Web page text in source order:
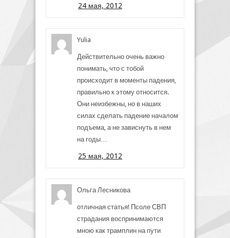
24 мая, 2012
Yulia
Действительно очень важно
понимать, что с тобой
происходит в моменты падения,
правильно к этому относится.
Они неизбежны, но в наших
силах сделать падение началом
подъема, а не зависнуть в нем
на годы…
25 мая, 2012
Ольга Лесникова
отличная статья! Псоле СВП
страдания воспринимаются
мною как трамплин на пути